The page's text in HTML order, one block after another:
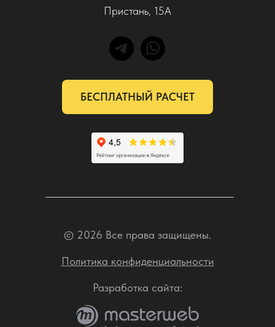
Пристань, 15А
БЕСПЛАТНЫЙ РАСЧЕТ
© 2026 Все права защищены.
Разработка сайта:
Политика конфиденциальности